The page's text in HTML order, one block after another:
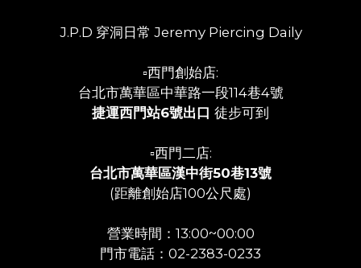
J.P.D 穿洞日常 Jeremy Piercing Daily
▫️西門創始店:
台北市萬華區中華路一段114巷4號
捷運西門站6號出口 徒步可到
▫️西門二店:
台北市萬華區漢中街50巷13號
(距離創始店100公尺處)
營業時間：13:00~00:00
門市電話：02-2383-0233